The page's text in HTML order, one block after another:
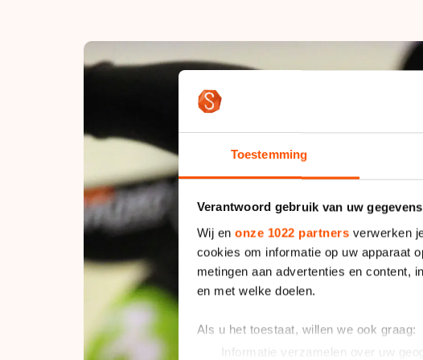
Toestemming
Verantwoord gebruik van uw gegevens
Wij en onze 1022 partners verwerken
cookies om informatie op uw apparaat
metingen aan advertenties en content,
en met welke doelen.
Als u het toestaat, willen we ook graag:
Informatie verzamelen over uw
Olympische Spelen